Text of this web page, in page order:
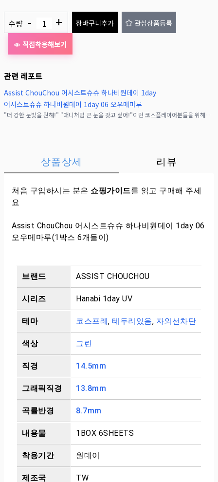
수량 - + 장바구니추가 관심상품등록
직접착용해보기
관련 레포트
Assist ChouChou 어시스트슈슈 하나비원데이 1day
어시스트슈슈 하나비원데이 1day 06 오우메마루
"더 강한 눈빛을 원해!" "애니처럼 큰 눈을 갖고 싶어!"이런 코스플레이어분들을 위해&nbsp;직경 14.5mm 원데이 《어시스트슈슈 하나비 원데이 UV》컬러렌즈가 등장했습니다♪
상품상세 리뷰
처음 구입하시는 분은 쇼핑가이드를 읽고 구매해 주세
요
Assist ChouChou 어시스트슈슈 하나비원데이 1day 06
오우메마루(1박스 6개들이)
브랜드 ASSIST CHOUCHOU
시리즈 Hanabi 1day UV
테마 코스프레, 테두리있음, 자외선차단
색상 그린
직경 14.5mm
그래픽직경 13.8mm
곡률반경 8.7mm
내용물 1BOX 6SHEETS
착용기간 원데이
제조국 TW